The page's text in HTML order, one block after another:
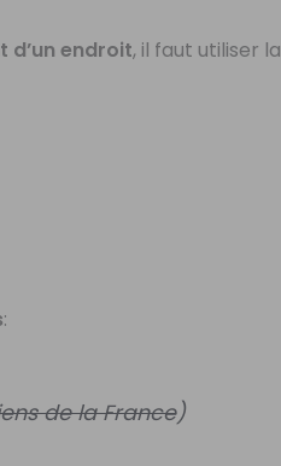
d’un endroit, il faut utiliser la
:
de la France)